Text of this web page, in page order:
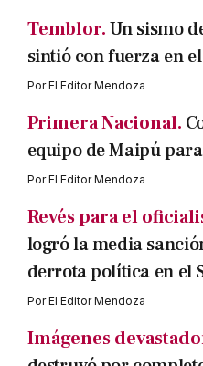
Temblor.Un sismo
sintió con fuerza en
PorEl Editor Mendoza
Primera Nacional.
equipo de Maipú
PorEl Editor Mendoza
Revés para el
logró la media
derrota política en el
PorEl Editor Mendoza
Imágenes